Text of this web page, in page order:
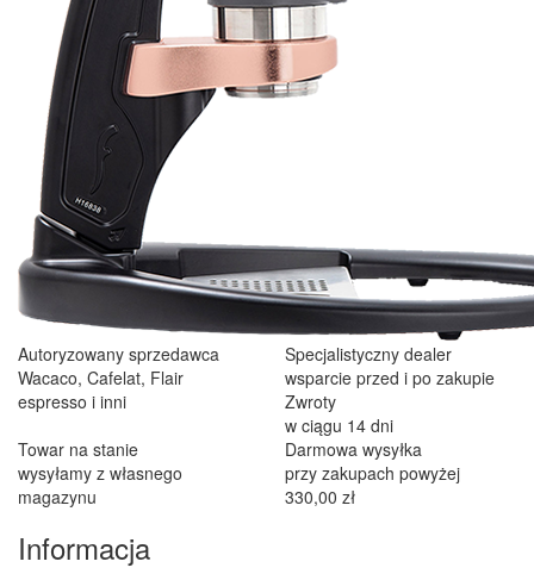
Autoryzowany sprzedawca
Wacaco, Cafelat, Flair
espresso i inni
Specjalistyczny dealer
wsparcie przed i po zakupie
Zwroty
w ciągu 14 dni
Towar na stanie
wysyłamy z własnego
magazynu
Darmowa wysyłka
przy zakupach powyżej
330,00 zł
Informacja